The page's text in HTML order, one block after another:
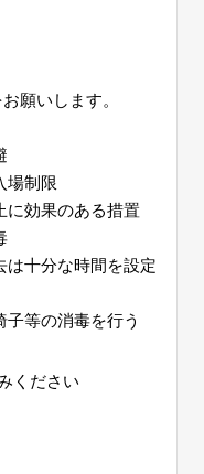
願いします。
場制限
に効果のある措置
は十分な時間を設定
子等の消毒を行う
ください